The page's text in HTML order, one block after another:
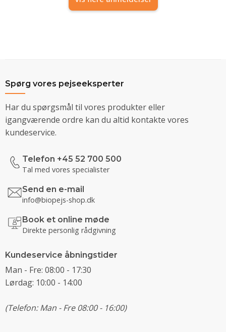
Spørg vores pejseeksperter
Har du spørgsmål til vores produkter eller
igangværende ordre kan du altid kontakte vores
kundeservice.
Telefon +45 52 700 500
Tal med vores specialister
Send en e-mail
info@biopejs-shop.dk
Book et online møde
Direkte personlig rådgivning
Kundeservice åbningstider
Man - Fre: 08:00 - 17:30
Lørdag: 10:00 - 14:00
(Telefon: Man - Fre 08:00 - 16:00)